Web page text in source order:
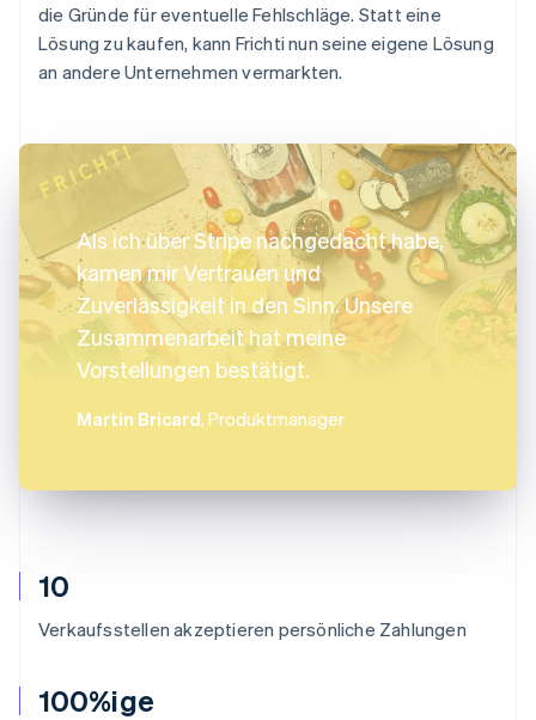
10
Verkaufsstellen akzeptieren persönliche Zahlungen
100%ige
die Gründe für eventuelle Fehlschläge. Statt eine
Lösung zu kaufen, kann Frichti nun seine eigene Lösung
an andere Unternehmen vermarkten.
Als ich über Stripe nachgedacht habe,
kamen mir Vertrauen und
Zuverlässigkeit in den Sinn. Unsere
Zusammenarbeit hat meine
Vorstellungen bestätigt.
Martin Bricard, Produktmanager